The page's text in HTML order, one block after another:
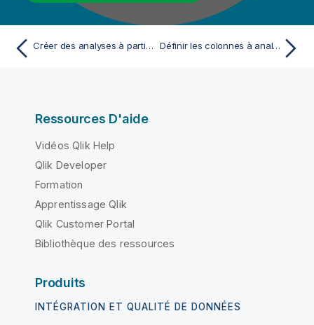
Créer des analyses à partir de noms de tables ou de colonnes Définir les colonnes à analyser dans un fichier
Ressources D'aide
Vidéos Qlik Help
Qlik Developer
Formation
Apprentissage Qlik
Qlik Customer Portal
Bibliothèque des ressources
Produits
INTÉGRATION ET QUALITÉ DE DONNÉES